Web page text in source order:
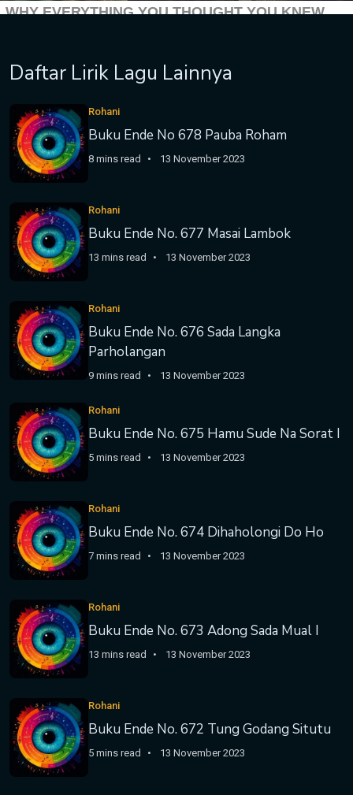
Daftar Lirik Lagu Lainnya
Rohani
Buku Ende No 678 Pauba Roham
8 mins read 13 November 2023
Rohani
Buku Ende No. 677 Masai Lambok
13 mins read 13 November 2023
Rohani
Buku Ende No. 676 Sada Langka
Parholangan
9 mins read 13 November 2023
Rohani
Buku Ende No. 675 Hamu Sude Na Sorat I
5 mins read 13 November 2023
Rohani
Buku Ende No. 674 Dihaholongi Do Ho
7 mins read 13 November 2023
Rohani
Buku Ende No. 673 Adong Sada Mual I
13 mins read 13 November 2023
Rohani
Buku Ende No. 672 Tung Godang Situtu
5 mins read 13 November 2023